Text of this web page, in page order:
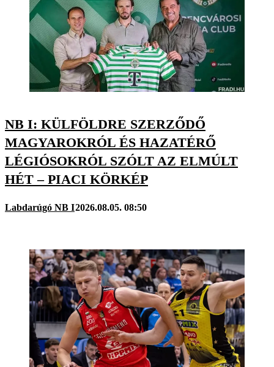
NB I: KÜLFÖLDRE SZERZŐDŐ
MAGYAROKRÓL ÉS HAZATÉRŐ
LÉGIÓSOKRÓL SZÓLT AZ ELMÚLT
HÉT – PIACI KÖRKÉP
Labdarúgó NB I2026.08.05. 08:50